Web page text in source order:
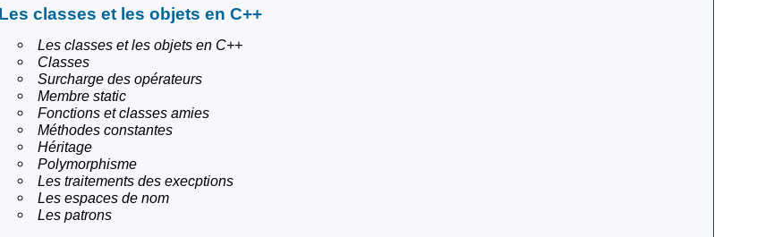
Les classes et les objets en C++
Les classes et les objets en C++
Classes
Surcharge des opérateurs
Membre static
Fonctions et classes amies
Méthodes constantes
Héritage
Polymorphisme
Les traitements des execptions
Les espaces de nom
Les patrons